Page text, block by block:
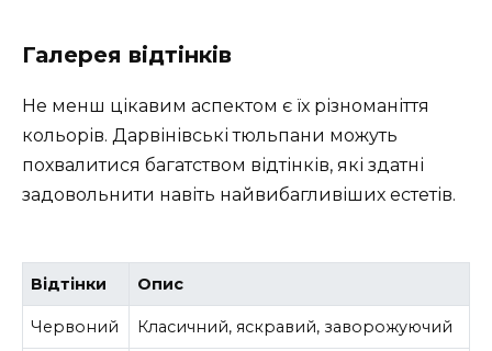
Галерея відтінків
Не менш цікавим аспектом є їх різноманіття
кольорів. Дарвінівські тюльпани можуть
похвалитися багатством відтінків, які здатні
задовольнити навіть найвибагливіших естетів.
Відтінки Опис
Червоний Класичний, яскравий, заворожуючий